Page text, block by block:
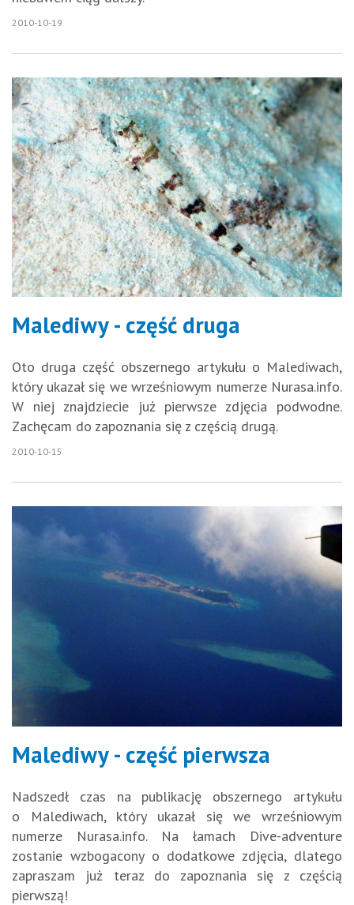
2010-10-19
Malediwy - część druga
Oto druga część obszernego artykułu o Malediwach,
który ukazał się we wrześniowym numerze Nurasa.info.
W niej znajdziecie już pierwsze zdjęcia podwodne.
Zachęcam do zapoznania się z częścią drugą.
2010-10-15
Malediwy - część pierwsza
Nadszedł czas na publikację obszernego artykułu
o Malediwach, który ukazał się we wrześniowym
numerze Nurasa.info. Na łamach Dive-adventure
zostanie wzbogacony o dodatkowe zdjęcia, dlatego
zapraszam już teraz do zapoznania się z częścią
pierwszą!